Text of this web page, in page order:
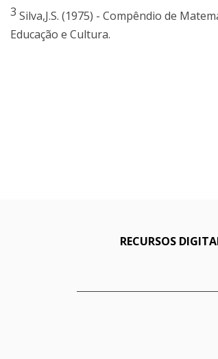
3 Silva,J.S. (1975) - Compêndio de
Educação e Cultura.
RECURSOS